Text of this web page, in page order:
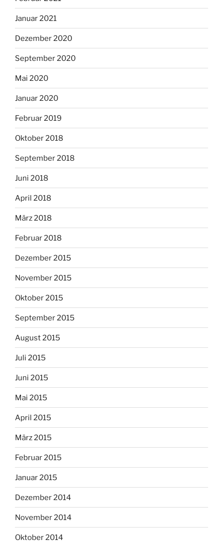
Januar 2021
Dezember 2020
September 2020
Mai 2020
Januar 2020
Februar 2019
Oktober 2018
September 2018
Juni 2018
April 2018
März 2018
Februar 2018
Dezember 2015
November 2015
Oktober 2015
September 2015
August 2015
Juli 2015
Juni 2015
Mai 2015
April 2015
März 2015
Februar 2015
Januar 2015
Dezember 2014
November 2014
Oktober 2014